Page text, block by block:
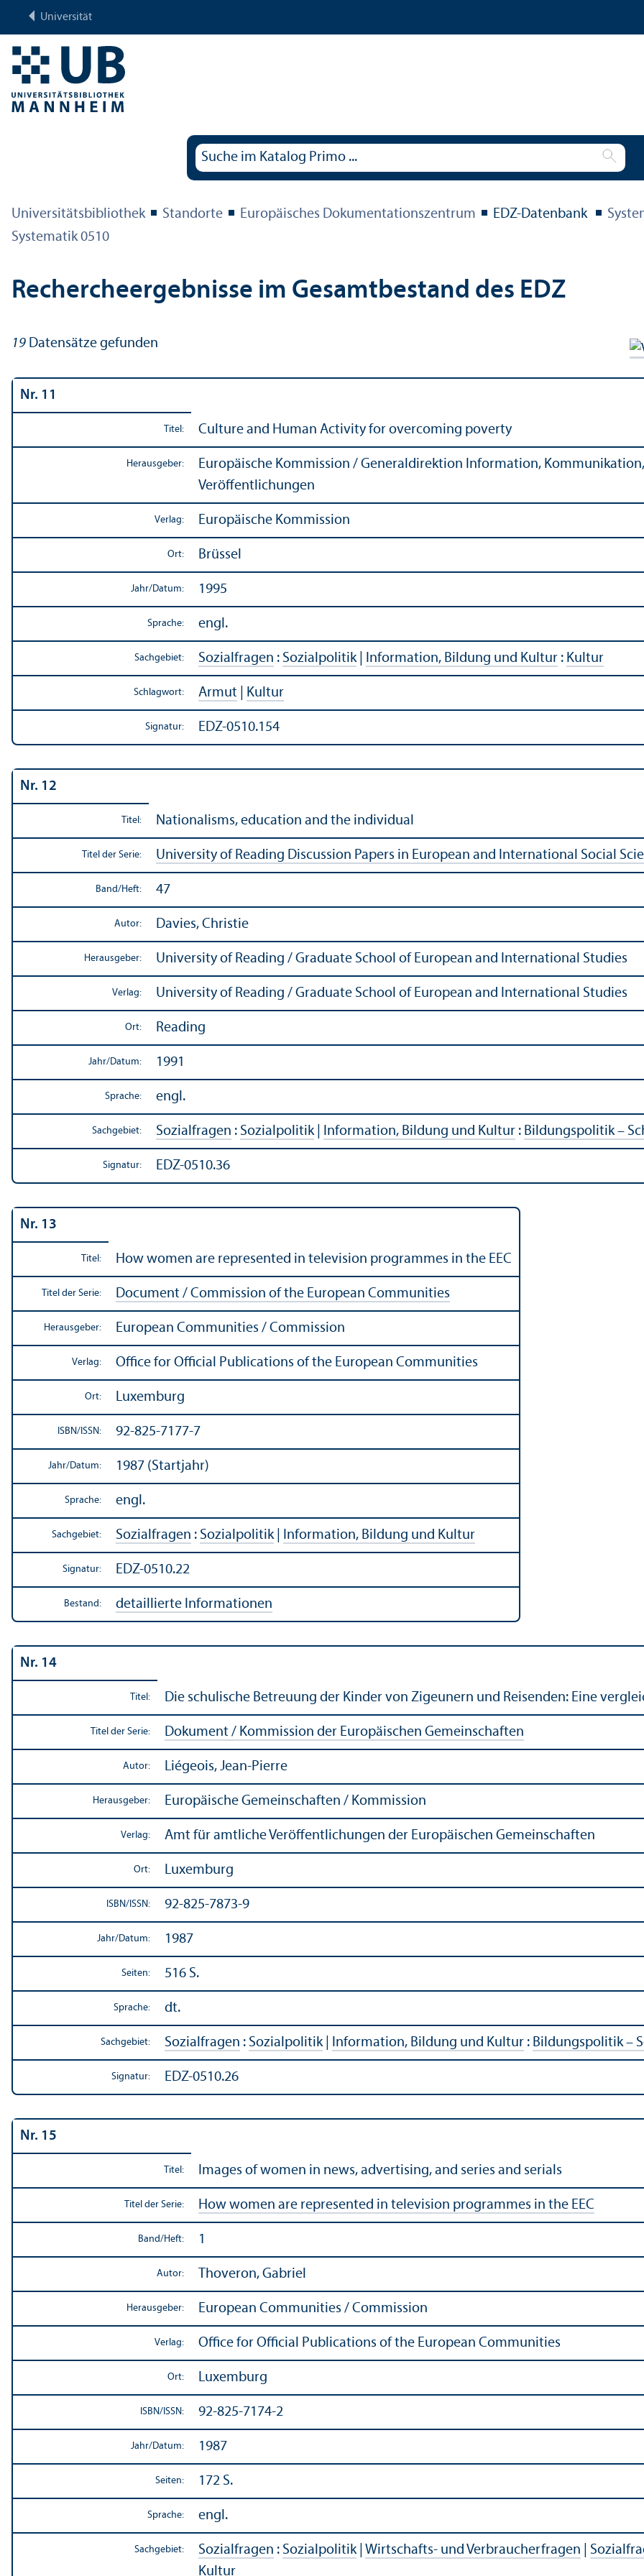
Universität
Universitäts­bibliothek Standorte Europäisches Dokumentations­zentrum EDZ-Datenbank
Systematik 0510
Rechercheergebnisse im Gesamtbestand des EDZ
19 Datensätze gefunden
Nr. 11
Titel: Culture and Human Activity for overcoming poverty
Herausgeber:
Europäische Kommission / Generaldirektion Information,
Veröffentlichungen
Verlag: Europäische Kommission
Ort: Brüssel
Jahr/Datum: 1995
Sprache: engl.
Sachgebiet: Sozialfragen : Sozialpolitik| Information, Bildung und Kultur : Kultur
Schlagwort: Armut Kultur
Signatur: EDZ-0510.154
Nr. 12
Titel: Nationalisms, education and the individual
Titel der Serie: University of Reading Discussion Papers in European and International Social
Band/Heft: 47
Autor: Davies, Christie
Herausgeber: University of Reading / Graduate School of European and International Studies
Verlag: University of Reading / Graduate School of European and International Studies
Ort: Reading
Jahr/Datum: 1991
Sprache: engl.
Sachgebiet: Sozialfragen : Sozialpolitik| Information, Bildung und Kultur : Bildungs­politik –
Signatur: EDZ-0510.36
Nr. 13
Titel: How women are represented in television programmes in the EEC
Titel der Serie: Document / Commission of the European Communities
Herausgeber: European Communities / Commission
Verlag: Office for Official Publications of the European Communities
Ort: Luxemburg
ISBN/ ISSN: 92-825-7177-7
Jahr/Datum: 1987 (Startjahr)
Sprache: engl.
Sachgebiet: Sozialfragen : Sozialpolitik| Information, Bildung und Kultur
Signatur: EDZ-0510.22
Bestand: detaillierte Informationen
Nr. 14
Titel: Die schulische Betreuung der Kinder von Zigeunern und Reisenden: Eine
Titel der Serie: Dokument / Kommission der Europäischen Gemeinschaften
Autor: Liégeois, Jean-Pierre
Herausgeber: Europäische Gemeinschaften / Kommission
Verlag: Amt für amtliche Veröffentlichungen der Europäischen Gemeinschaften
Ort: Luxemburg
ISBN/ ISSN: 92-825-7873-9
Jahr/Datum: 1987
Seiten: 516 S.
Sprache: dt.
Sachgebiet: Sozialfragen : Sozialpolitik| Information, Bildung und Kultur : Bildungs­politik –
Signatur: EDZ-0510.26
Nr. 15
Titel: Images of women in news, advertising, and series and serials
Titel der Serie: How women are represented in television programmes in the EEC
Band/Heft: 1
Autor: Thoveron, Gabriel
Herausgeber: European Communities / Commission
Verlag: Office for Official Publications of the European Communities
Ort: Luxemburg
ISBN/ ISSN: 92-825-7174-2
Jahr/Datum: 1987
Seiten: 172 S.
Sprache: engl.
Sachgebiet: Sozialfragen : Sozialpolitik| Wirtschafts- und Verbraucherfragen
Kultur